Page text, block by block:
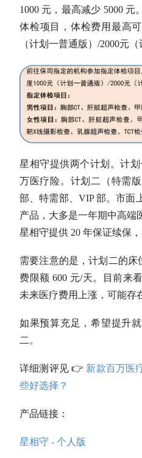
1000 元，最高减少 5000
体检项目，体检费用最高
（计划一普通版）/2000元
星相守提供两个计划。计
万医疗险。计划二（特需
部、特需部、VIP 部。市面
产品，大多是一年期中高端
星相守提供 20 年保证续保
需要注意的是，计划二的床
费限额 600 元/天。目前来
未来医疗费用上涨，可能存
如果预算充足，希望提升
二。
详细测评见 👉 新款百万医
些好选择？
产品链接：
星相守 - 个人版